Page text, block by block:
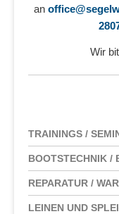
an
Wir
TRAININGS /
BOOTSTECHNIK /
REPARATUR /
LEINEN UND